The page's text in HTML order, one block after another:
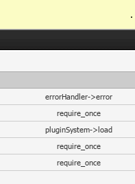
.
errorHandler->error
require_once
pluginSystem->load
require_once
require_once